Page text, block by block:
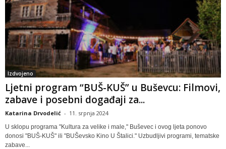
Izdvojeno
Ljetni program “BUŠ-KUŠ” u Buševcu: Filmovi,
zabave i posebni događaji za...
Katarina Drvodelić - 11. srpnja 2024
U sklopu programa "Kultura za velike i male," Buševec i ovog ljeta ponovo
donosi "BUŠ-KUŠ" ili "BUŠevsko Kino U Štalici." Uzbudljivi programi, tematske
zabave...